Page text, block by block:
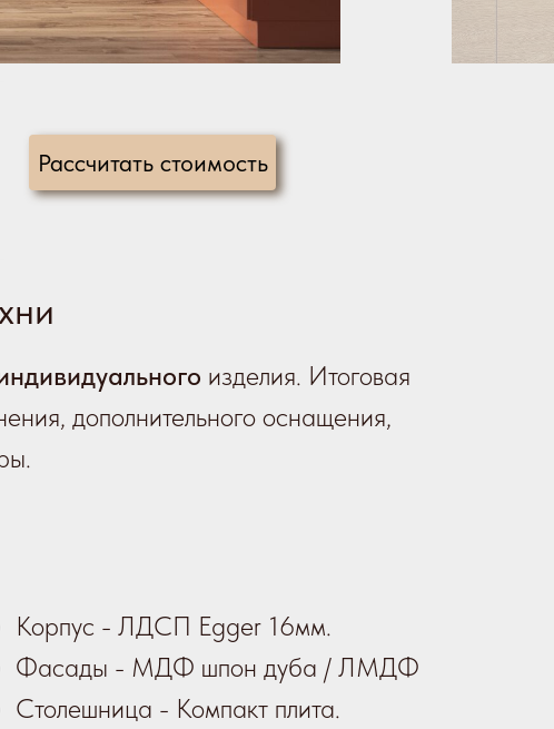
Рассчитать стоимость
изделия. Итоговая
дополнительного оснащения,
Корпус - ЛДСП Egger 16мм.
Фасады - МДФ шпон дуба / ЛМДФ
Столешница - Компакт плита.